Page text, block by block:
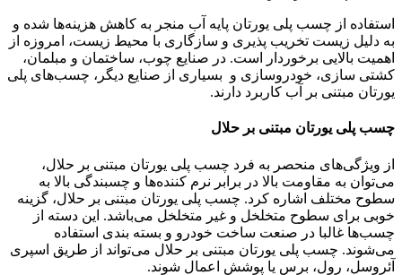
استفاده از چسب پلی یورتان پایه آب منجر به کاهش هزینه‌ها شده و
به دلیل زیست تخریب پذیری و سازگاری با محیط زیست، امروزه از
اهمیت بالایی برخوردار است. در صنایع چوب، ساختمان و مبلمان،
کشتی سازی، خودروسازی و بسیاری از صنایع دیگر، چسب‌های پلی
یورتان مبتنی بر آب کاربرد دارند.
چسب پلی یورتان مبتنی بر حلال
از ویژگی‌های منحصر به فرد چسب پلی یورتان مبتنی بر حلال،
می‌توان به مقاومت بالا در برابر نرم کننده‌ها و چسبندگی‌ بالا به
سطوح مختلف اشاره کرد. چسب پلی یورتان مبتنی بر حلال، گزینه‌
خوبی برای سطوح متخلخل و غیر متخلخل می‌باشد. این دسته از
چسب‌ها غالبا در صنعت ساخت خودرو و بسته بندی استفاده
می‌شوند. چسب پلی یورتان مبتنی بر حلال می‌تواند از طریق اسپری
آئروسل، رول، برس یا پوشش اعمال شوند.